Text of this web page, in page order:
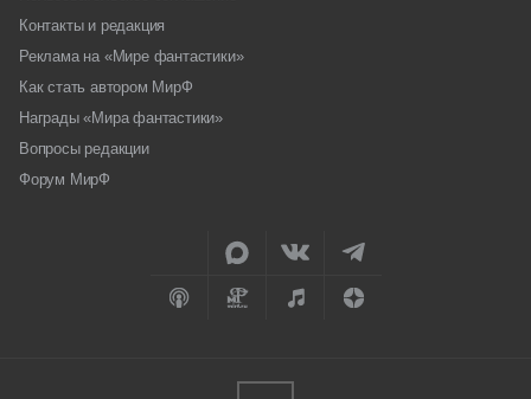
Контакты и редакция
Реклама на «Мире фантастики»
Как стать автором МирФ
Награды «Мира фантастики»
Вопросы редакции
Форум МирФ